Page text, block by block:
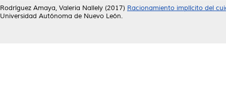
Rodríguez Amaya, Valeria Nallely (2017) Racionamiento implícito del
Universidad Autónoma de Nuevo León.